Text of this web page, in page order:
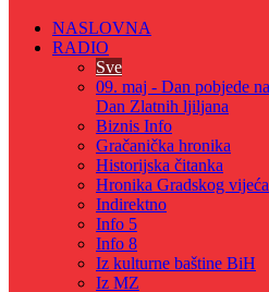
NASLOVNA
RADIO
Sve
09. maj - Dan pobjede
Dan Zlatnih ljiljana
Biznis Info
Gračanička hronika
Historijska čitanka
Hronika Gradskog vijeća
Indirektno
Info 5
Info 8
Iz kulturne baštine BiH
Iz MZ